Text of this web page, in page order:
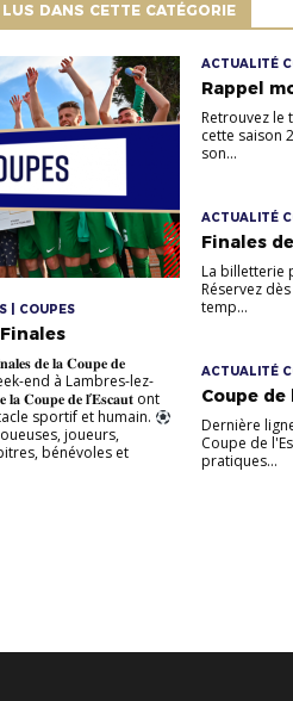
DANS CETTE CATÉGORIE
| COUPES
𝐝𝐞 𝐥𝐚 𝐂𝐨𝐮𝐩𝐞 𝐝𝐞
end à Lambres-lez-
𝐥𝐚 𝐂𝐨𝐮𝐩𝐞 𝐝𝐞 𝐥’𝐄𝐬𝐜𝐚𝐮𝐭 ont
sportif et humain.
joueurs,
bénévoles et
ACTUALITÉ
Rappel
Retrouvez le
cette saison
son...
ACTUALITÉ
Finales
La billetterie
Réservez
temp...
ACTUALITÉ
Coupe de
Dernière
Coupe de
pratiques...